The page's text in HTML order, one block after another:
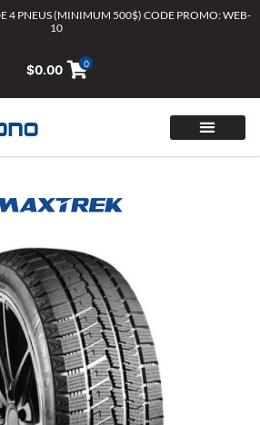
4 PNEUS (MINIMUM 500$) CODE PROMO: WEB-
10
$0.00 0